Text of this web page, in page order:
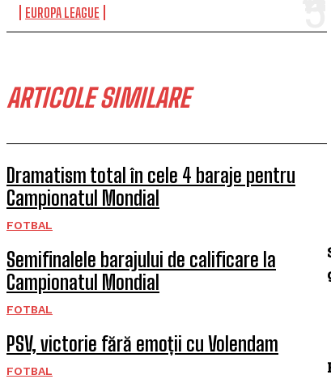
EUROPA LEAGUE
ARTICOLE SIMILARE
Dramatism total în cele 4 baraje pentru
Campionatul Mondial
FOTBAL
Semifinalele barajului de calificare la
Campionatul Mondial
FOTBAL
PSV, victorie fără emoții cu Volendam
FOTBAL